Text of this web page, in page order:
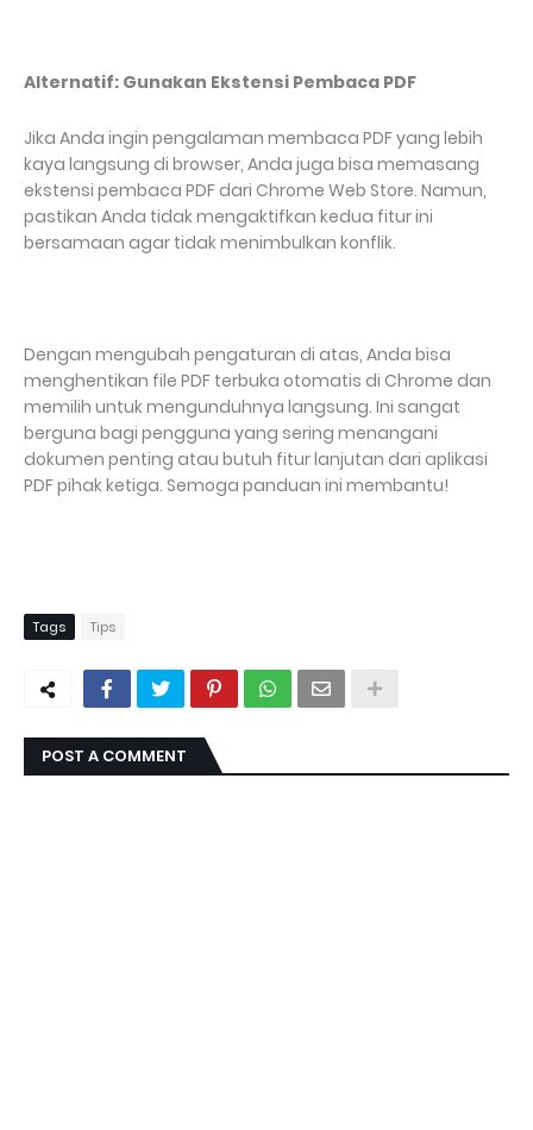
Alternatif: Gunakan Ekstensi Pembaca PDF
Jika Anda ingin pengalaman membaca PDF yang lebih
kaya langsung di browser, Anda juga bisa memasang
ekstensi pembaca PDF dari Chrome Web Store. Namun,
pastikan Anda tidak mengaktifkan kedua fitur ini
bersamaan agar tidak menimbulkan konflik.
Dengan mengubah pengaturan di atas, Anda bisa
menghentikan file PDF terbuka otomatis di Chrome dan
memilih untuk mengunduhnya langsung. Ini sangat
berguna bagi pengguna yang sering menangani
dokumen penting atau butuh fitur lanjutan dari aplikasi
PDF pihak ketiga. Semoga panduan ini membantu!
Tags Tips
POST A COMMENT